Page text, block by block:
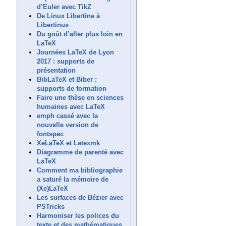
d’Euler avec TikZ
De Linux Libertine à
Libertinus
Du goût d’aller plus loin en
LaTeX
Journées LaTeX de Lyon
2017 : supports de
présentation
BibLaTeX et Biber :
supports de formation
Faire une thèse en sciences
humaines avec LaTeX
emph cassé avec la
nouvelle version de
fontspec
XeLaTeX et Latexmk
Diagramme de parenté avec
LaTeX
Comment ma bibliographie
a saturé la mémoire de
(Xe)LaTeX
Les surfaces de Bézier avec
PSTricks
Harmoniser les polices du
texte et des mathématiques